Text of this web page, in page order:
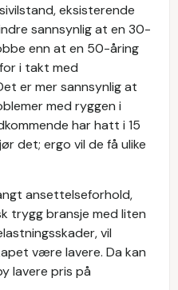
eksisterende
sannsynlig at en 30-
enn at en 50-åring
i takt med
er mer sannsynlig at
med ryggen i
har hatt i 15
det; ergo vil de få ulike
ansettelseforhold,
trygg bransje med liten
vil
være lavere. Da kan
lavere pris på